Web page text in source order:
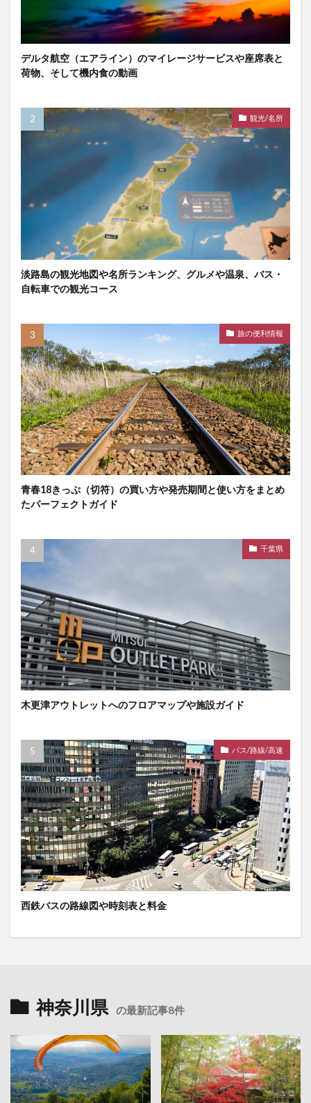
デルタ航空（エアライン）のマイレージサービスや座席表と
荷物、そして機内食の動画
観光/名所
淡路島の観光地図や名所ランキング、グルメや温泉、バス・
自転車での観光コース
旅の便利情報
青春18きっぷ（切符）の買い方や発売期間と使い方をまとめ
たパーフェクトガイド
千葉県
木更津アウトレットへのフロアマップや施設ガイド
バス/路線/高速
西鉄バスの路線図や時刻表と料金
神奈川県 の最新記事8件